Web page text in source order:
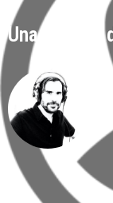
Una década